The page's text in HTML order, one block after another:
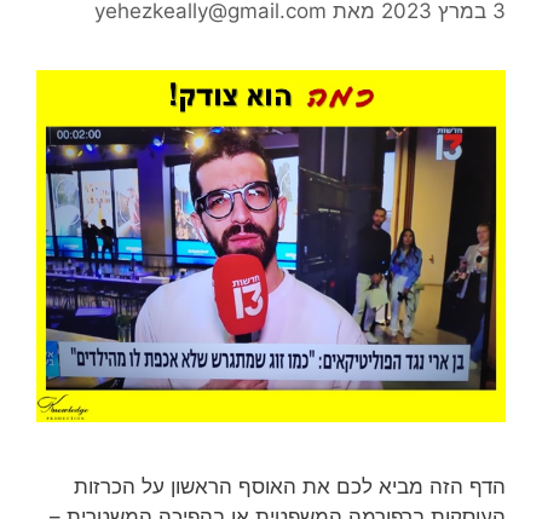
3 במרץ 2023 מאת yehezkeally@gmail.com
הדף הזה מביא לכם את האוסף הראשון על הכרזות